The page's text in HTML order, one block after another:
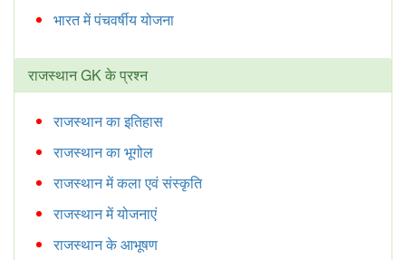
भारत में पंचवर्षीय योजना
राजस्थान GK के प्रश्न
राजस्थान का इतिहास
राजस्थान का भूगोल
राजस्थान में कला एवं संस्कृति
राजस्थान में योजनाएं
राजस्थान के आभूषण